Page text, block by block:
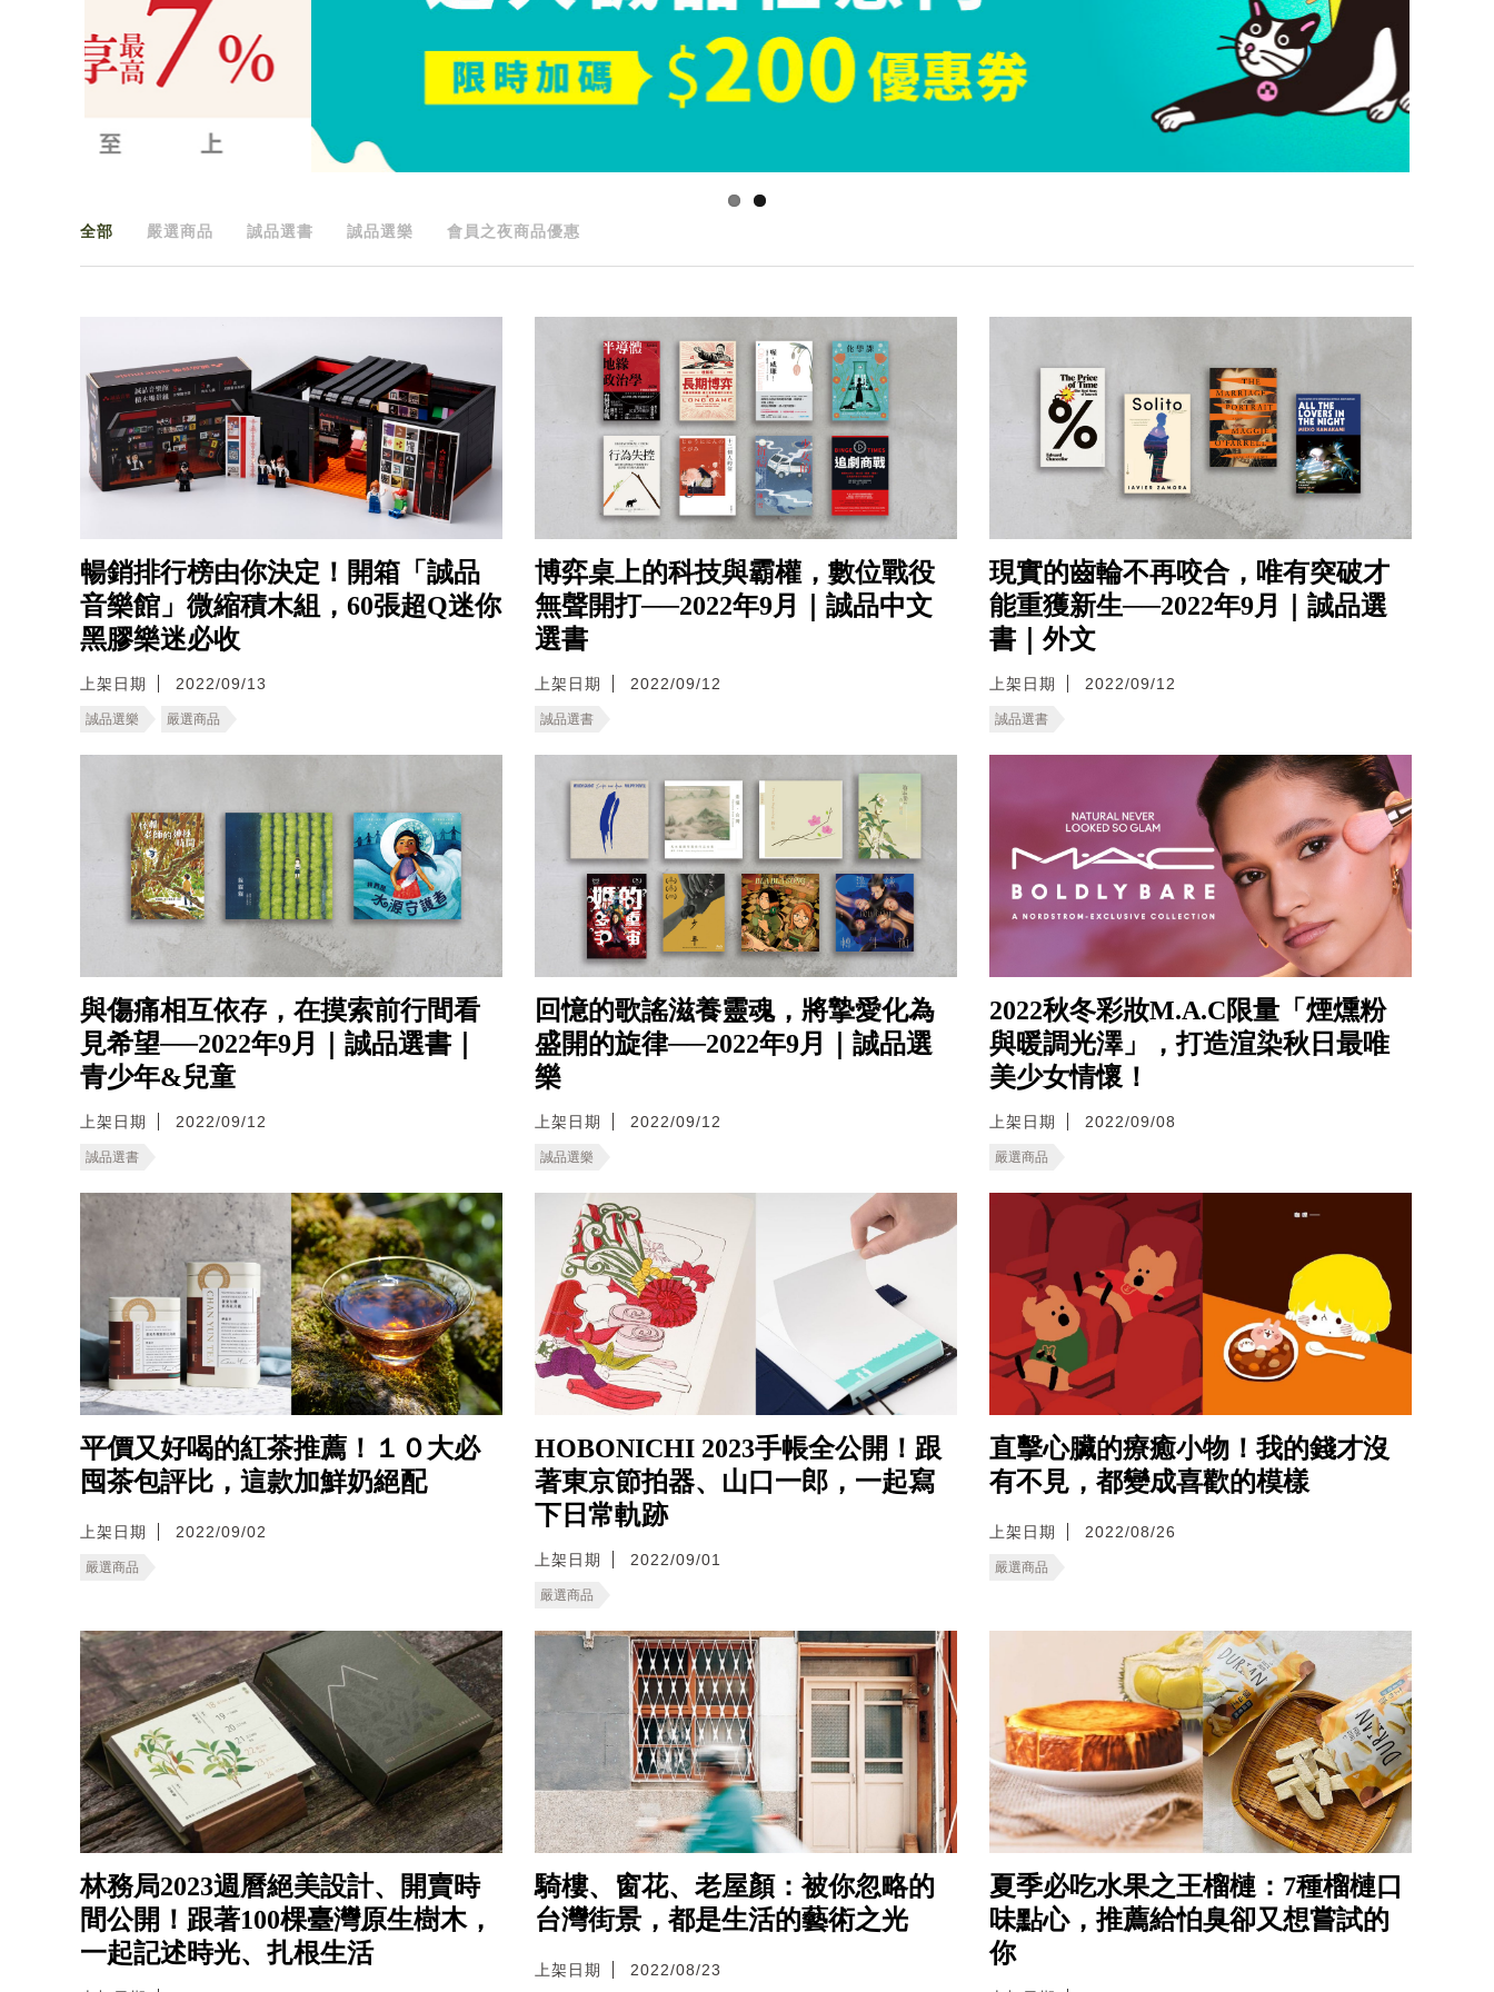
全部 嚴選商品 誠品選書 誠品選樂 會員之夜商品優惠
暢銷排行榜由你決定！開箱「誠品
音樂館」微縮積木組，60張超Q迷你
黑膠樂迷必收
上架日期 2022/09/13
誠品選樂 嚴選商品
博弈桌上的科技與霸權，數位戰役
無聲開打──2022年9月｜誠品中文
選書
上架日期 2022/09/12
誠品選書
現實的齒輪不再咬合，唯有突破才
能重獲新生──2022年9月｜誠品選
書｜外文
上架日期 2022/09/12
誠品選書
與傷痛相互依存，在摸索前行間看
見希望──2022年9月｜誠品選書｜
青少年&兒童
上架日期 2022/09/12
誠品選書
回憶的歌謠滋養靈魂，將摯愛化為
盛開的旋律──2022年9月｜誠品選
樂
上架日期 2022/09/12
誠品選樂
2022秋冬彩妝M.A.C限量「煙燻粉
與暖調光澤」，打造渲染秋日最唯
美少女情懷！
上架日期 2022/09/08
嚴選商品
平價又好喝的紅茶推薦！１０大必
囤茶包評比，這款加鮮奶絕配
上架日期 2022/09/02
嚴選商品
HOBONICHI 2023手帳全公開！跟
著東京節拍器、山口一郎，一起寫
下日常軌跡
上架日期 2022/09/01
嚴選商品
直擊心臟的療癒小物！我的錢才沒
有不見，都變成喜歡的模樣
上架日期 2022/08/26
嚴選商品
林務局2023週曆絕美設計、開賣時
間公開！跟著100棵臺灣原生樹木，
一起記述時光、扎根生活
騎樓、窗花、老屋顏：被你忽略的
台灣街景，都是生活的藝術之光
上架日期 2022/08/23
夏季必吃水果之王榴槤：7種榴槤口
味點心，推薦給怕臭卻又想嘗試的
你